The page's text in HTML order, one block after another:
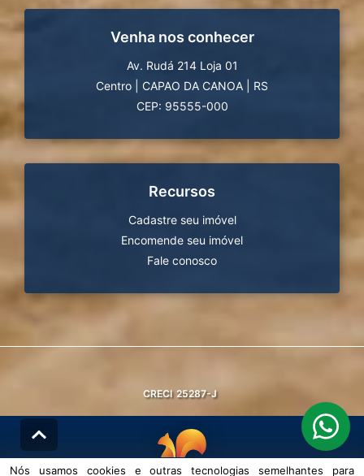
Venha nos conhecer
Av. Rudá 214 Loja 01
Centro
CAPAO DA CANOA
RS
CEP: 95555-000
Recursos
Cadastre seu imóvel
Encomende seu imóvel
Fale conosco
CRECI 25287-J
Nós usamos cookies e outras tecnologias semelhantes para